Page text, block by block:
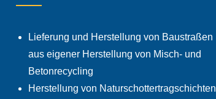
Lieferung und Herstellung von Baustraßen
aus eigener Herstellung von Misch- und
Betonrecycling
Herstellung von Naturschottertragschichten